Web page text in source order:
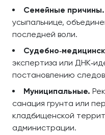
Семейные причины.
усыпальнице,
последней воли.
экспертиза или
постановлению
Муниципальные.
санация грунта или
кладбищенской
администрации.